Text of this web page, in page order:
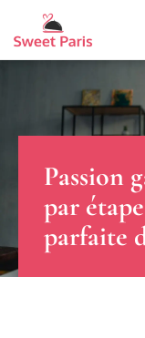
Passion
par
parfaite